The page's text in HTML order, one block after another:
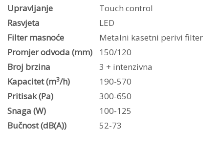
Upravljanje
Touch control
Rasvjeta
LED
Filter masnoće
Metalni kasetni perivi filter
Promjer odvoda (mm)
150/120
Broj brzina
3 + intenzivna
Kapacitet (m3/h)
190-570
Pritisak (Pa)
300-650
Snaga (W)
100-125
Bučnost (dB(A))
52-73